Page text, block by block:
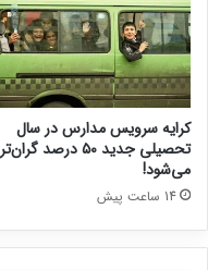
کرایه سرویس مدارس در سال
تحصیلی جدید ۵۰ درصد گران‌تر
می‌شود!
14 ساعت پیش